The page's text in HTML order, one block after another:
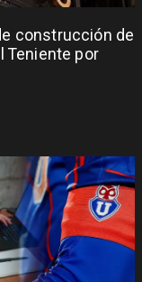
construcción de
Teniente por